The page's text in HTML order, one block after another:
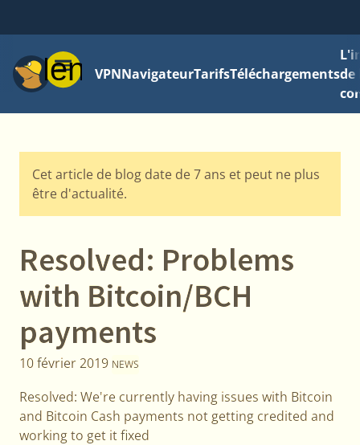
MenuVPNNavigateurTarifsTéléchargementsde
Cet article de blog date de 7 ans et peut ne plus
être d'actualité.
Resolved: Problems
with Bitcoin/BCH
payments
10 février 2019 NEWS
Resolved: We're currently having issues with Bitcoin
and Bitcoin Cash payments not getting credited and
working to get it fixed